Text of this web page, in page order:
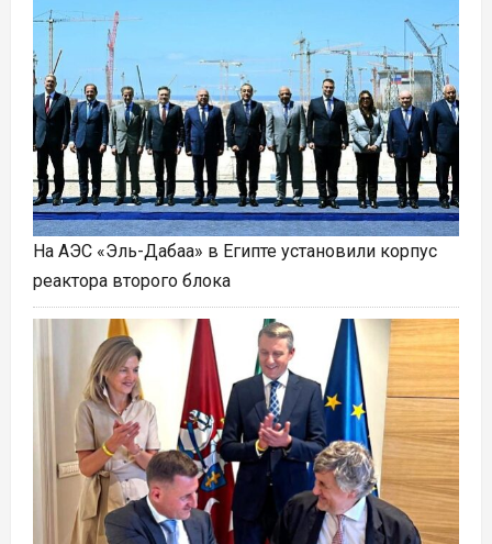
На АЭС «Эль-Дабаа» в Египте установили корпус
реактора второго блока